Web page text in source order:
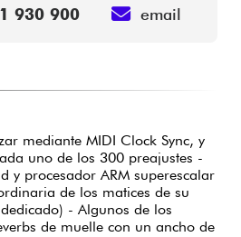
930 900 email
mediante MIDI Clock Sync, y
uno de los 300 preajustes -
y procesador ARM superescalar
de los matices de su
- Algunos de los
de muelle con un ancho de